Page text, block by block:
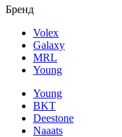
Бренд
Volex
Galaxy
MRL
Young
Young
BKT
Deestone
Naaats